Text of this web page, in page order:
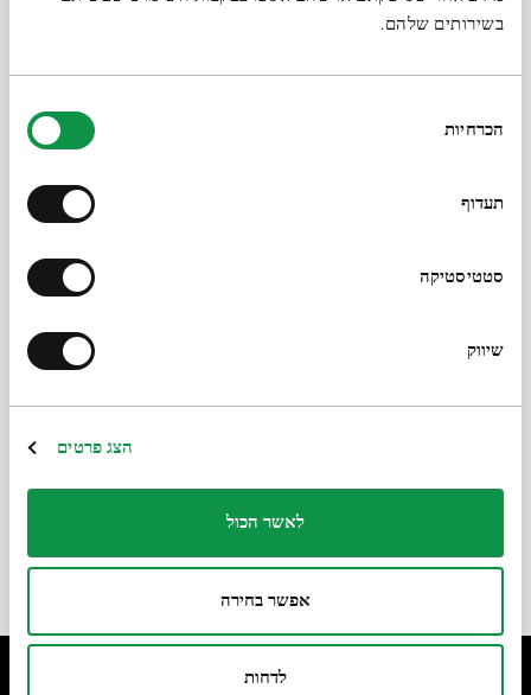
בשירותים שלהם.
הסכמה
הכרחיות
תעדוף
סטטיסטיקה
שיווק
הצג פרטים
לאשר הכול
אפשר בחירה
לדחות
Каталог «Анатолий Каплан:
Статья 16.01.23